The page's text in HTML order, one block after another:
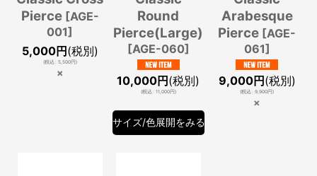
Pierce [AGE-
001]
5,000円 (税別)
(税込: 5,500円)
×
Round
Pierce(Large)
[AGE-060]
10,000円 (税別)
(税込: 11,000円)
サイズ/色展開をみる
Arabesque
Pierce [AGE-
061]
9,000円 (税別)
(税込: 9,900円)
×